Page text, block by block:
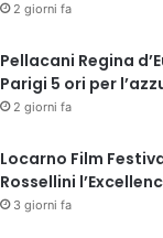
2 giorni fa
Pellacani Regina
Parigi 5 ori per
2 giorni fa
Locarno Film
Rossellini
3 giorni fa